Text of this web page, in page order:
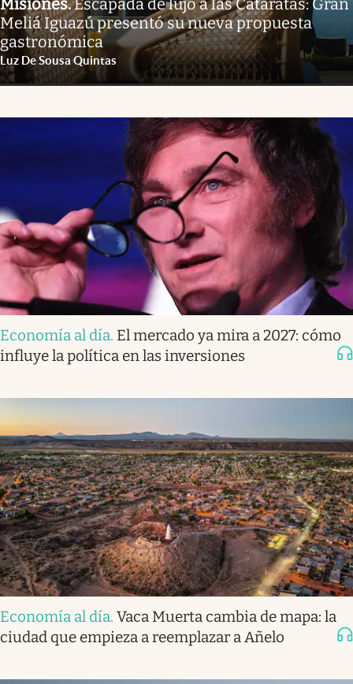
Meliá Iguazú presentó su nueva propuesta
gastronómica
Luz De Sousa Quintas
Economía al día. El mercado ya mira a 2027: cómo
influye la política en las inversiones
Economía al día. Vaca Muerta cambia de mapa: la
ciudad que empieza a reemplazar a Añelo